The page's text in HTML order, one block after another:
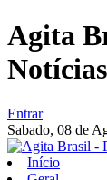
Agita
Notícias
Entrar
Sabado, 08 de
Início